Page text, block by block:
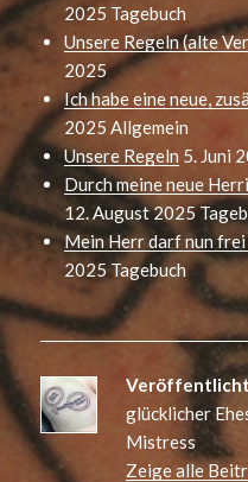
2025 Tagebuch
Unsere Regeln (alte
2025
Ich habe eine neue,
2025 Allgemein
Unsere Regeln 5. Juni
Durch meine neue
12. August 2025
Mein Herr darf nun frei
2025Tagebuch
glücklicher
Mistress
Zeige alle